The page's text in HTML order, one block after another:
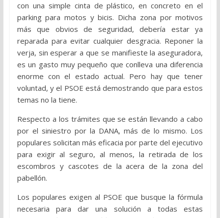
con una simple cinta de plástico, en concreto en el
parking para motos y bicis. Dicha zona por motivos
más que obvios de seguridad, debería estar ya
reparada para evitar cualquier desgracia. Reponer la
verja, sin esperar a que se manifieste la aseguradora,
es un gasto muy pequeño que conlleva una diferencia
enorme con el estado actual. Pero hay que tener
voluntad, y el PSOE está demostrando que para estos
temas no la tiene.
Respecto a los trámites que se están llevando a cabo
por el siniestro por la DANA, más de lo mismo. Los
populares solicitan más eficacia por parte del ejecutivo
para exigir al seguro, al menos, la retirada de los
escombros y cascotes de la acera de la zona del
pabellón.
Los populares exigen al PSOE que busque la fórmula
necesaria para dar una solución a todas estas